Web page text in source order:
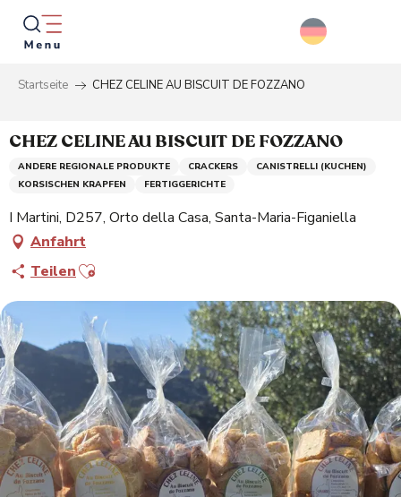
Aller
contenu
principal
Startseite CHEZ CELINE AU BISCUIT DE FOZZANO
CHEZ CELINE AU BISCUIT DE FOZZANO
ANDERE REGIONALE PRODUKTE CRACKERS
CANISTRELLI (KUCHEN)
KORSISCHEN KRAPFEN
FERTIGGERICHTE
I Martini, D257, Orto della Casa, Santa-Maria-Figaniella
Anfahrt
TeilenAjouter aux favoris